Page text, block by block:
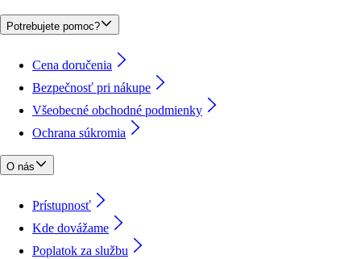
Potrebujete pomoc?
Cena doručenia
Bezpečnosť pri nákupe
Všeobecné obchodné podmienky
Ochrana súkromia
O nás
Prístupnosť
Kde dovážame
Poplatok za službu